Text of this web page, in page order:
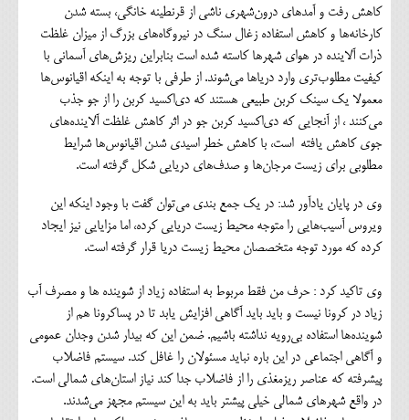
کاهش رفت و آمدهای درون‌شهری ناشی از قرنطینه خانگی، بسته شدن
کارخانه‌ها و کاهش استفاده زغال سنگ در نیروگاه‌های بزرگ از میزان غلظت
ذرات آلاینده در هوای شهرها کاسته شده است بنابراین ریزش‌های‌ آسمانی با
کیفیت مطلوب‌تری وارد دریاها می‌شوند. از طرفی با توجه به اینکه اقیانوس‌ها
معمولا یک سینک کربن طبیعی هستند که دی‌اکسید کربن را از جو جذب
می‌کنند ، از آنجایی که دی‌اکسید کربن جو در اثر کاهش غلظت آلاینده‌های
جوی کاهش یافته است، با کاهش خطر اسیدی شدن اقیانوس‌ها شرایط
مطلوبی برای زیست مرجان‌ها و صدف‌های دریایی شکل گرفته است.
وی در پایان یادآور شد: در یک جمع بندی می‌توان گفت با وجود اینکه این
ویروس آسیب‌هایی را متوجه محیط زیست دریایی کرده، اما مزایایی نیز ایجاد
کرده که مورد توجه متخصصان محیط زیست دریا قرار گرفته است.
وی تاکید کرد : حرف من فقط مربوط به استفاده زیاد از شوینده ها و مصرف آب
زیاد در کرونا نیست و باید باید آگاهی افزایش یابد تا در پساکرونا هم از
شوینده‌ها استفاده بی‌رویه نداشته باشیم. ضمن این که بیدار شدن وجدان عمومی
و آگاهی اجتماعی در این باره نباید مسئولان را غافل کند. سیستم فاضلاب
پیشرفته که عناصر ریزمغذی را از فاضلاب جدا کند نیاز استان‌های شمالی است.
در واقع شهرهای شمالی خیلی پیشتر باید به این سیستم مجهز می‌شدند.